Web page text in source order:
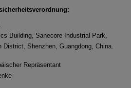
Building, Sanecore Industrial Park,
District, Shenzhen, Guangdong, China.
Repräsentant